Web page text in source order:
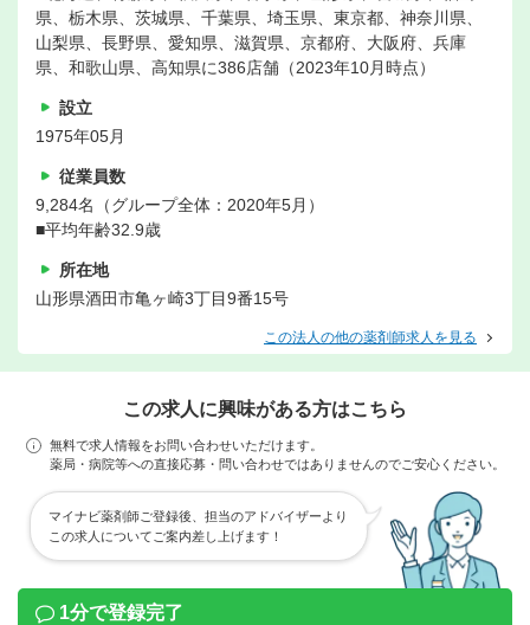
県、栃木県、茨城県、千葉県、埼玉県、東京都、神奈川県、
山梨県、長野県、愛知県、滋賀県、京都府、大阪府、兵庫
県、和歌山県、高知県に386店舗（2023年10月時点）
設立
1975年05月
従業員数
9,284名（グループ全体：2020年5月）
■平均年齢32.9歳
所在地
山形県酒田市亀ヶ崎3丁目9番15号
この法人の他の薬剤師求人を見る
この求人に興味がある方はこちら
無料で求人情報をお問い合わせいただけます。
薬局・病院等への直接応募・問い合わせではありませんのでご安心ください。
マイナビ薬剤師ご登録後、担当のアドバイザーより
この求人についてご案内差し上げます！
1分で登録完了